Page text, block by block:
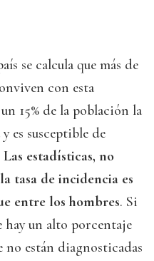
se calcula que más de
con esta
15% de la población la
es susceptible de
Las estadísticas, no
tasa de incidencia es
entre los hombres. Si
hay un alto porcentaje
no están diagnosticadas